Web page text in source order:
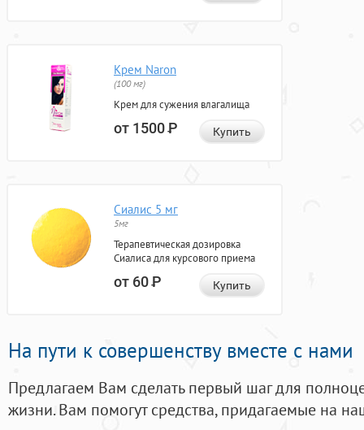
Крем Naron
(100 мг)
Крем для сужения влагалища
от 1500Р Купить
Сиалис 5 мг
5мг
Терапевтическая дозировка
Сиалиса для курсового приема
от 60Р Купить
На пути к совершенству вместе с нами
Предлагаем Вам сделать первый шаг для
жизни. Вам помогут средства, придагаемые на